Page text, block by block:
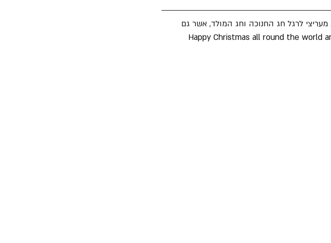
לרגל חג החנוכה וחג המולד, אשר גם
Happy Christmas all round the world